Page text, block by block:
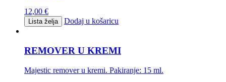
12,00 €
Lista želja Dodaj u košaricu
REMOVER U KREMI
Majestic remover u kremi. Pakiranje: 15 ml.